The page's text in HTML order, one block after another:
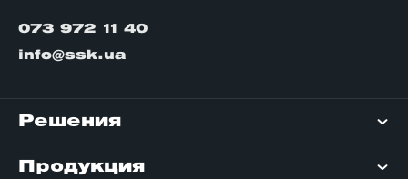
073 972 11 40
info@ssk.ua
Решения
Продукция